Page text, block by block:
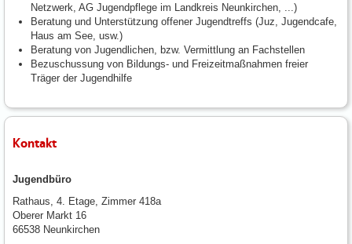
Netzwerk, AG Jugendpflege im Landkreis Neunkirchen, ...)
Beratung und Unterstützung offener Jugendtreffs (Juz, Jugendcafe,
Haus am See, usw.)
Beratung von Jugendlichen, bzw. Vermittlung an Fachstellen
Bezuschussung von Bildungs- und Freizeitmaßnahmen freier
Träger der Jugendhilfe
Kontakt
Jugendbüro
Rathaus, 4. Etage, Zimmer 418a
Oberer Markt 16
66538 Neunkirchen